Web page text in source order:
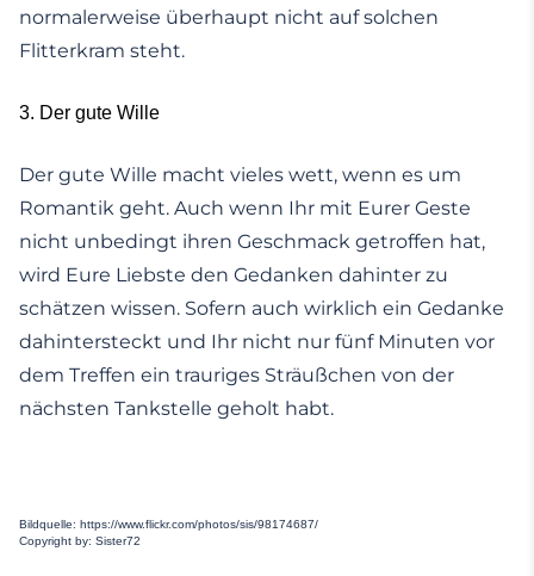
normalerweise überhaupt nicht auf solchen
Flitterkram steht.
3. Der gute Wille
Der gute Wille macht vieles wett, wenn es um
Romantik geht. Auch wenn Ihr mit Eurer Geste
nicht unbedingt ihren Geschmack getroffen hat,
wird Eure Liebste den Gedanken dahinter zu
schätzen wissen. Sofern auch wirklich ein Gedanke
dahintersteckt und Ihr nicht nur fünf Minuten vor
dem Treffen ein trauriges Sträußchen von der
nächsten Tankstelle geholt habt.
Bildquelle: https://www.flickr.com/photos/sis/98174687/
Copyright by: Sister72